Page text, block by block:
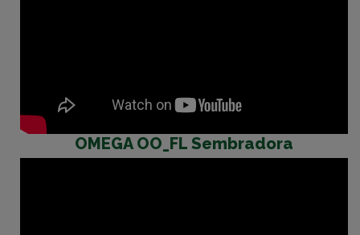
OMEGA OO_FL Sembradora